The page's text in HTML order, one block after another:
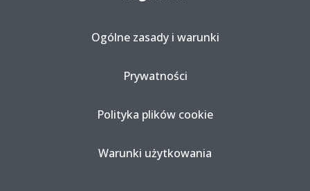
Ogólne zasady i warunki
Prywatności
Polityka plików cookie
Warunki użytkowania